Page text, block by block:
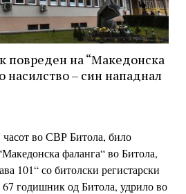
повреден на “Македонска
насилство – син нападнал
во СВР Битола, било
фаланга“ во Битола,
101“ со битолски регистарски
67 годишник од Битола, удрило во